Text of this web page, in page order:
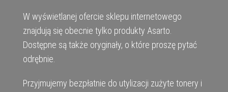
W wyświetlanej ofercie sklepu internetowego
znajdują się obecnie tylko produkty Asarto.
Dostępne są także oryginały, o które proszę pytać
odrębnie.
Przyjmujemy bezpłatnie do utylizacji zużyte tonery i